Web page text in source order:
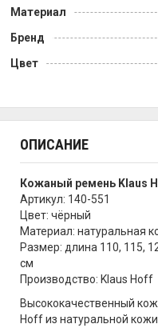
Материал
Бренд
Цвет
ОПИСАНИЕ
Кожаный ремень Klaus
Артикул: 140-551
Цвет: чёрный
Материал: натуральная
Размер: длина 110, 115,
см
Производство: Klaus Hoff
Высококачественный
Hoff из натуральной